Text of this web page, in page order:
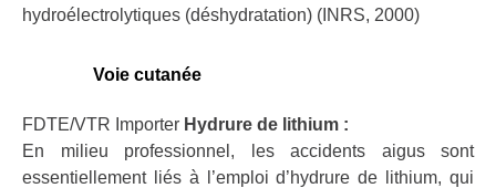
hydroélectrolytiques (déshydratation) (INRS, 2000)
Voie cutanée
FDTE/VTR Importer Hydrure de lithium :
En milieu professionnel, les accidents aigus sont
essentiellement liés à l’emploi d’hydrure de lithium, qui